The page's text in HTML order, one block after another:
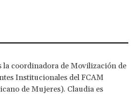
la coordinadora de Movilización de
Institucionales del FCAM
de Mujeres). Claudia es